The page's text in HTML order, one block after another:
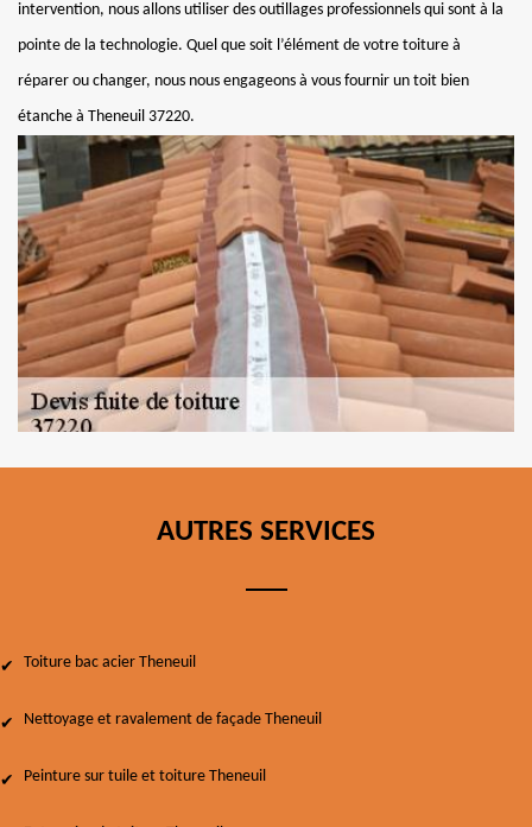
intervention, nous allons utiliser des outillages professionnels qui sont à la
pointe de la technologie. Quel que soit l’élément de votre toiture à
réparer ou changer, nous nous engageons à vous fournir un toit bien
étanche à Theneuil 37220.
AUTRES SERVICES
Toiture bac acier Theneuil
Nettoyage et ravalement de façade Theneuil
Peinture sur tuile et toiture Theneuil